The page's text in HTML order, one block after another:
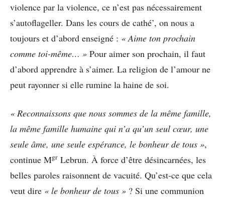
violence par la violence, ce n’est pas nécessairement
s’autoflageller. Dans les cours de cathé’, on nous a
toujours et d’abord enseigné : « Aime ton prochain
comme toi-même… » Pour aimer son prochain, il faut
d’abord apprendre à s’aimer. La religion de l’amour ne
peut rayonner si elle rumine la haine de soi.
« Reconnaissons que nous sommes de la même famille,
la même famille humaine qui n’a qu’un seul cœur, une
seule âme, une seule espérance, le bonheur de tous »,
continue Mgr Lebrun. À force d’être désincarnées, les
belles paroles raisonnent de vacuité. Qu’est-ce que cela
veut dire « le bonheur de tous » ? Si une communion